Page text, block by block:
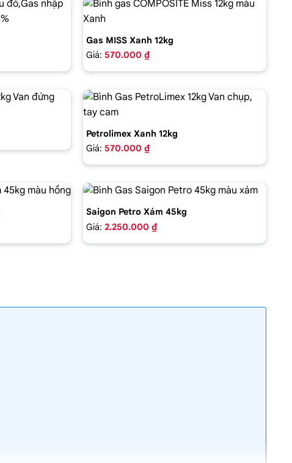
Gas MISS Xanh 12kg
Giá: 570.000 ₫
Petrolimex Xanh 12kg
Giá: 570.000 ₫
Saigon Petro Xám 45kg
Giá: 2.250.000 ₫